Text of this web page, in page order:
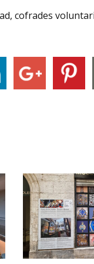
cofrades